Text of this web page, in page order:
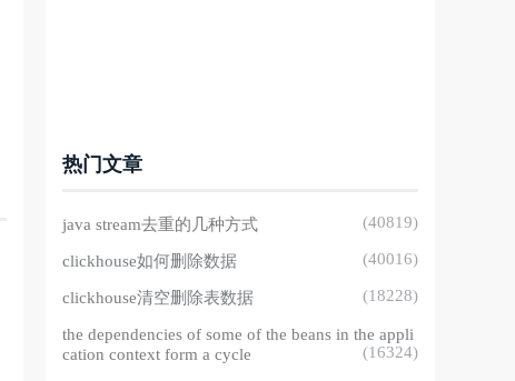
热门文章
java stream去重的几种方式 (40819)
clickhouse如何删除数据 (40016)
clickhouse清空删除表数据 (18228)
the dependencies of some of the beans in the appli
cation context form a cycle
(16324)